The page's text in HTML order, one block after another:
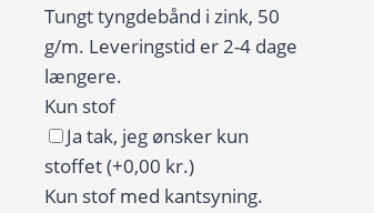
Tungt tyngdebånd i zink, 50
g/m. Leveringstid er 2-4 dage
længere.
Kun stof
Ja tak, jeg ønsker kun
stoffet(+0,00 kr.)
Kun stof med kantsyning.